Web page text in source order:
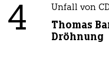
4 Unfall von
Thomas
Dröhnung